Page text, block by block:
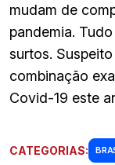
mudam de
pandemia.
surtos.
combinação
Covid-19 este
CATEGORIAS: